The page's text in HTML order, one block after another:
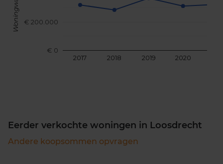
2017 2018 2019 2020
€ 0
€ 200.000
Eerder verkochte woningen in Loosdrecht
Andere koopsommen opvragen